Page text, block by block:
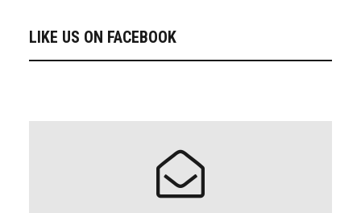
LIKE US ON FACEBOOK